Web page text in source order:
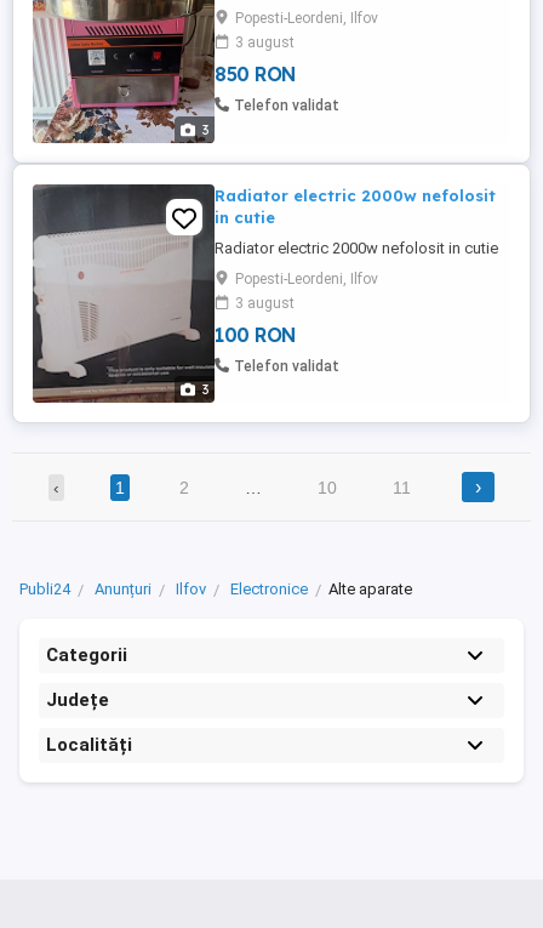
3
pentru ca numai am ce face cu ea. Mai
multe detalii la telefon!
Popesti-Leordeni, Ilfov
3 august
850 RON
Telefon validat
3
Radiator electric 2000w nefolosit
in cutie
Radiator electric 2000w nefolosit in cutie
Popesti-Leordeni, Ilfov
3 august
100 RON
Telefon validat
‹ 1 2 10 11 ›
Publi24 Anunțuri Ilfov Electronice Alte aparate
Categorii
Județe
Localități